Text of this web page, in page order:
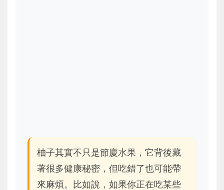
柚子其實不只是節慶水果，它背後藏
著很多健康秘密，但吃錯了也可能帶
來麻煩。比如說，如果你正在吃某些